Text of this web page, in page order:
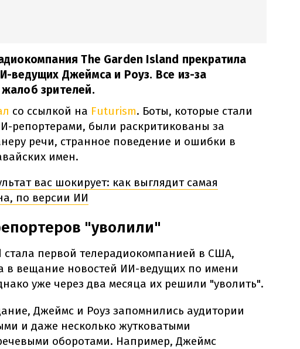
The Garden Island прекратила
ведущих Джеймса и Роуз. Все из-за
зрителей.
со ссылкой на Futurism. Боты, которые стали
репортерами, были раскритикованы за
речи, странное поведение и ошибки в
имен.
вас шокирует: как выглядит самая
по версии ИИ
"уволили"
стала первой телерадиокомпанией в США,
в вещание новостей ИИ-ведущих по имени
уже через два месяца их решили "уволить".
Джеймс и Роуз запомнились аудитории
и даже несколько жутковатыми
оборотами. Например, Джеймс